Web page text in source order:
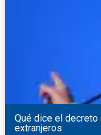
Qué dice el
extranjeros